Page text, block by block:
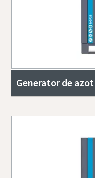
Generator de